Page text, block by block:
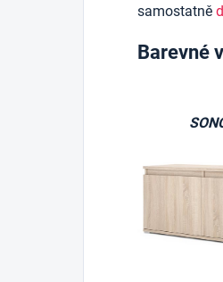
samostatně
Barevné